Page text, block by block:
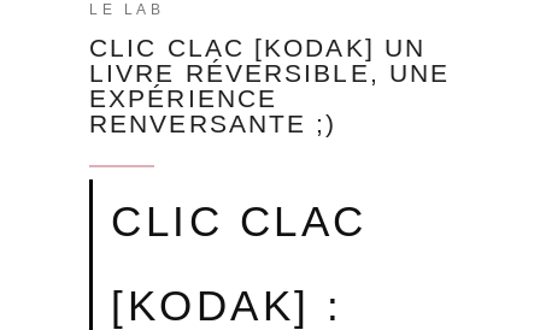
LE LAB
CLIC CLAC [KODAK] UN
LIVRE RÉVERSIBLE, UNE
EXPÉRIENCE
RENVERSANTE ;)
CLIC CLAC
[KODAK] :